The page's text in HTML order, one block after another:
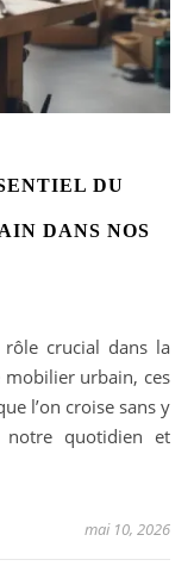
DU
DANS NOS
mobilier urbain, ces
l’on croise sans y
notre quotidien et
mai 10, 2026